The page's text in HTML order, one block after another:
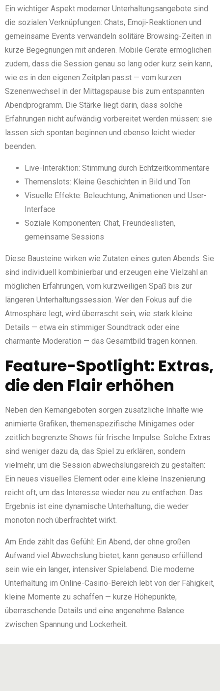
Ein wichtiger Aspekt moderner Unterhaltungsangebote sind
die sozialen Verknüpfungen: Chats, Emoji-Reaktionen und
gemeinsame Events verwandeln solitäre Browsing-Zeiten in
kurze Begegnungen mit anderen. Mobile Geräte ermöglichen
zudem, dass die Session genau so lang oder kurz sein kann,
wie es in den eigenen Zeitplan passt — vom kurzen
Szenenwechsel in der Mittagspause bis zum entspannten
Abendprogramm. Die Stärke liegt darin, dass solche
Erfahrungen nicht aufwändig vorbereitet werden müssen: sie
lassen sich spontan beginnen und ebenso leicht wieder
beenden.
Live-Interaktion: Stimmung durch Echtzeitkommentare
Themenslots: Kleine Geschichten in Bild und Ton
Visuelle Effekte: Beleuchtung, Animationen und User-
Interface
Soziale Komponenten: Chat, Freundeslisten,
gemeinsame Sessions
Diese Bausteine wirken wie Zutaten eines guten Abends: Sie
sind individuell kombinierbar und erzeugen eine Vielzahl an
möglichen Erfahrungen, vom kurzweiligen Spaß bis zur
längeren Unterhaltungssession. Wer den Fokus auf die
Atmosphäre legt, wird überrascht sein, wie stark kleine
Details — etwa ein stimmiger Soundtrack oder eine
charmante Moderation — das Gesamtbild tragen können.
Feature-Spotlight: Extras,
die den Flair erhöhen
Neben den Kernangeboten sorgen zusätzliche Inhalte wie
animierte Grafiken, themenspezifische Minigames oder
zeitlich begrenzte Shows für frische Impulse. Solche Extras
sind weniger dazu da, das Spiel zu erklären, sondern
vielmehr, um die Session abwechslungsreich zu gestalten:
Ein neues visuelles Element oder eine kleine Inszenierung
reicht oft, um das Interesse wieder neu zu entfachen. Das
Ergebnis ist eine dynamische Unterhaltung, die weder
monoton noch überfrachtet wirkt.
Am Ende zählt das Gefühl: Ein Abend, der ohne großen
Aufwand viel Abwechslung bietet, kann genauso erfüllend
sein wie ein langer, intensiver Spielabend. Die moderne
Unterhaltung im Online-Casino-Bereich lebt von der Fähigkeit,
kleine Momente zu schaffen — kurze Höhepunkte,
überraschende Details und eine angenehme Balance
zwischen Spannung und Lockerheit.